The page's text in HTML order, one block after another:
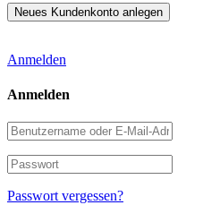
Anmelden
Anmelden
Benutzername
oder
E-
Mail-
Adresse
Passwort
Passwort vergessen?